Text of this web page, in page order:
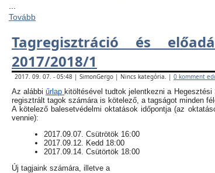
Tovább
Tagregisztráció és
2017/2018/1
2017. 09. 07. - 05:48 | SimonGergo | Nincs kategória. | 0 komment
Az alábbiűrlapkitöltésével tudtok jelentkezni a
regisztrált tagok számára is kötelező, a tagságot minden
​A kötelező balesetvédelmi oktatások időpontja (az
vennie):
​2017.09.07. Csütrötök 16:00
2017.09.12. Kedd 18:00
2017.09.14. Csütörtök 18:00
Új tagjaink számára, illetve a